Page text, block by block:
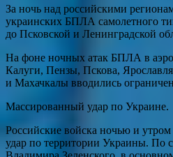
За ночь над российскими
украинских БПЛА самолетного
до Псковской и Ленинградской
На фоне ночных атак БПЛА в
Калуги, Пензы, Пскова,
и Махачкалы вводились
Массированный удар по Украине.
Российские войска ночью и
удар по территории Украины. По